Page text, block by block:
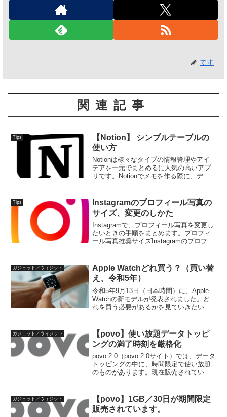
てす
関連記事
Tips
【Notion】 シンプルテーブルの
使い方
Notionは様々なタイプの情報管理やアイ
デアを一元でまとめるに人気の高いアプ
リです。Notionでメモを作る際に、デー
シンプルテーブルを利用する方法があり
ます。シンプ...
Tips
Instagramのプロフィール写真の
サイズ、変更のしかた
Instagramで、プロフィール写真を変更し
たいときの手順をまとめます。プロフィ
ール写真推奨サイズInstagramのプロフィ
す、このため、画像は四隅を切っても...
ガジェット／ウィジット
Apple Watchどれ買う？（買い替
え、令和5年）
令和5年9月13日（日本時間）に、Apple
Watchの新モデルが発表されました。ど
れを買う必要があるかを見ていきたいと
Series 9の...
ガジェット／ウィジット
【povo】使い放題データトッピ
ングの満了時刻を厳格化
povo 2.0（povo 2.0サイト）では、データ
トッピングの中に、時間限定で使い放題
のものがあります。現在販売されてい
円7日間（12回分）9,834円常設の...
ガジェット／ウィジット
【povo】1GB／30日が期間限定
販売されています。